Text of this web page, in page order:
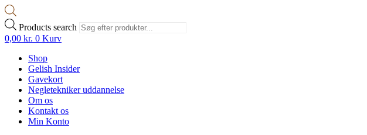
Products search
0,00 kr. 0 Kurv
Shop
Gelish Insider
Gavekort
Negletekniker uddannelse
Om os
Kontakt os
Min Konto